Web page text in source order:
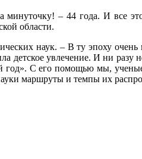
– 44 года. И все
области.
наук. – В ту эпоху
детское увлечение. И ни
С его помощью мы,
маршруты и темпы их